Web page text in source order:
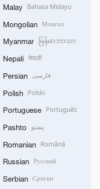
Malay Bahasa Melayu
Mongolian Монгол
Myanmar မြန်မာဘာသာ
Nepali नेपाली
Persian فارسی
Polish Polski
Portuguese Português
Pashto پښتو
Romanian Română
Russian Русский
Serbian Српски